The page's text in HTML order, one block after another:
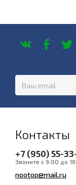
Контакты
+7 (950) 55-
Звоните с 9:00 до
nootop@mail.ru